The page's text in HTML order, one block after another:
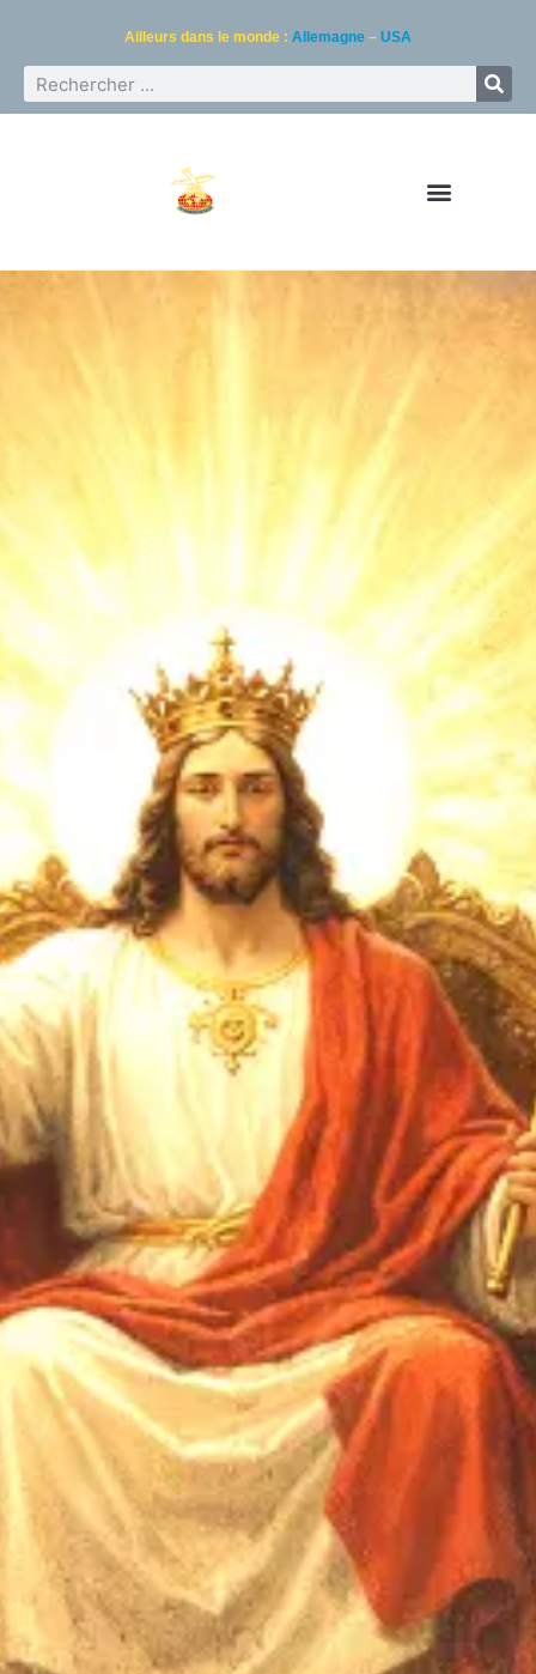
Ailleurs dans le monde : Allemagne – USA